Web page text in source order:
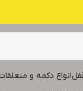
انواع دکمه و